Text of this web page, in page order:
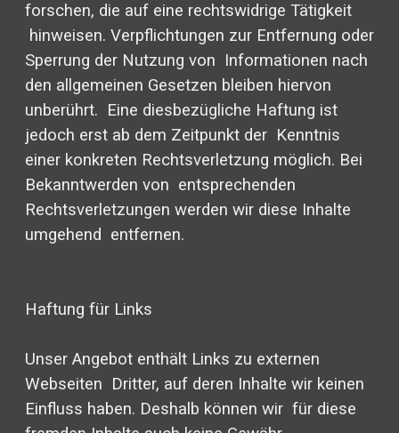
forschen, die auf eine rechtswidrige Tätigkeit
hinweisen. Verpflichtungen zur Entfernung oder
Sperrung der Nutzung von Informationen nach
den allgemeinen Gesetzen bleiben hiervon
unberührt. Eine diesbezügliche Haftung ist
jedoch erst ab dem Zeitpunkt der Kenntnis
einer konkreten Rechtsverletzung möglich. Bei
Bekanntwerden von entsprechenden
Rechtsverletzungen werden wir diese Inhalte
umgehend entfernen.
Haftung für Links
Unser Angebot enthält Links zu externen
Webseiten Dritter, auf deren Inhalte wir keinen
Einfluss haben. Deshalb können wir für diese